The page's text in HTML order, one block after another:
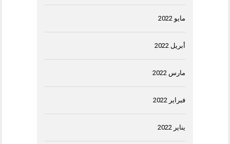
مايو 2022
أبريل 2022
مارس 2022
فبراير 2022
يناير 2022